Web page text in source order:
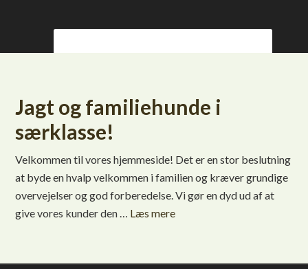
Jagt og familiehunde i
særklasse!
Velkommen til vores hjemmeside! Det er en stor beslutning
at byde en hvalp velkommen i familien og kræver grundige
overvejelser og god forberedelse. Vi gør en dyd ud af at
give vores kunder den … Læs mere